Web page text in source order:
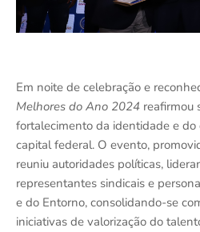
Em noite de celebração e
Melhores do Ano 2024 reafirmou
fortalecimento da identidade e
capital federal. O evento,
reuniu autoridades políticas,
representantes sindicais e
e do Entorno, consolidando-se
iniciativas de valorização do